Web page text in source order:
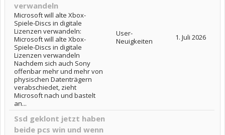
verwandeln
Microsoft will alte Xbox-
Spiele-Discs in digitale
Lizenzen verwandeln:
Microsoft will alte Xbox-
Spiele-Discs in digitale
Lizenzen verwandeln
Nachdem sich auch Sony
offenbar mehr und mehr von
physischen Datenträgern
verabschiedet, zieht
Microsoft nach und bastelt
an...
User-
Neuigkeiten
1. Juli 2026
Ssd geklont jetzt haben
beide pcs win und wenn